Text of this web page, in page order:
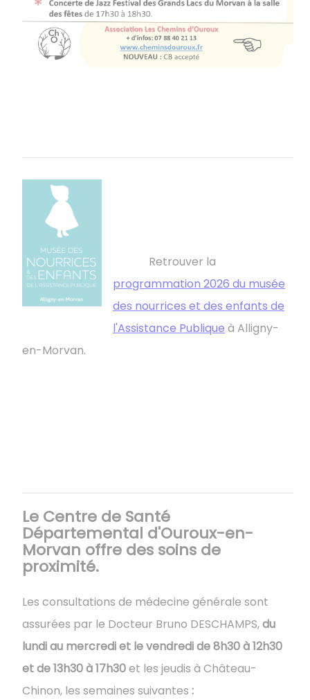
Retrouver la
programmation 2026 du musée
des nourrices et des enfants de
l'Assistance Publique à Alligny-
en-Morvan.
Le Centre de Santé
Départemental d'Ouroux-en-
Morvan offre des soins de
proximité.
Les consultations de médecine générale sont
assurées par le Docteur Bruno DESCHAMPS,du
lundi au mercredi et le vendredi de 8h30 à 12h30
et de 13h30 à 17h30et les jeudis à Château-
Chinon, les semaines suivantes :